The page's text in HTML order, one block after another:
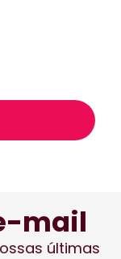
mail
últimas